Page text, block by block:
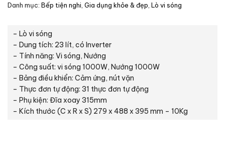
Danh mục: Bếp tiện nghi Gia dụng khỏe & đẹp Lò vi sóng
– Lò vi sóng
– Dung tích: 23 lít, có Inverter
– Tính năng: Vi sóng, Nướng
– Công suất: vi sóng 1000W, Nướng 1000W
– Bảng điều khiển: Cảm ứng, nút vặn
– Thực đơn tự động: 31 thực đơn tự động
– Phụ kiện: Đĩa xoay 315mm
– Kích thước (C x R x S) 279 x 488 x 395 mm – 10Kg